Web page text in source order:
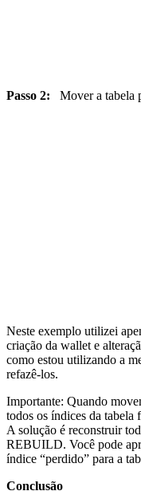
Passo 2: Mover a tabela
Neste exemplo utilizei
criação da wallet e
como estou utilizando a
refazê-los.
Importante: Quando
todos os índices da
A solução é reconstruir
REBUILD. Você pode
índice “perdido” para a
Conclusão